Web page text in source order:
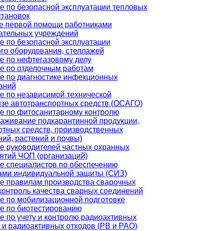
по безопасной эксплуатации тепловых
первой помощи работниками
учреждений
по безопасной эксплуатации
оборудования, стеллажей
по нефтегазовому делу
по отделочным работам
по диагностике инфекционных
по независимой технической
автотранспортных средств (ОСАГО)
по фитосанитарному контролю
подкарантинной продукции,
средств, производственных
растений и почвы)
руководителей частных охранных
ЧОП (организаций)
специалистов по обеспечению
индивидуальной защиты (СИЗ)
правилам производства сварочных
качества сварных соединений
по мобилизационной подготовке
по биотестированию
по учету и контролю радиоактивных
радиоактивных отходов (РВ и РАО)